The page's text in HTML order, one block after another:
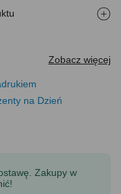
Zobacz więcej
na Dzień
Zakupy w